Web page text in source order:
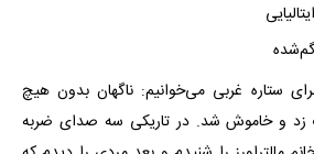
ستاره غربی می‌خوانیم: ناگهان بدون هیچ
و خاموش شد. در تاریکی سه صدای ضربه